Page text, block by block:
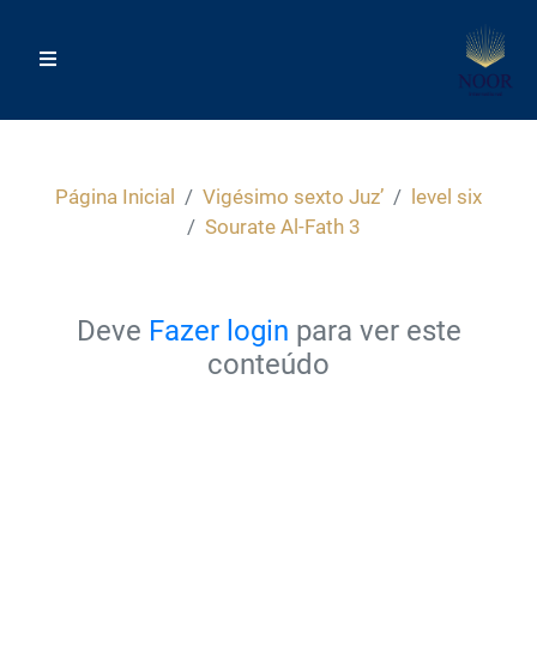
Página Inicial Vigésimo sexto Juz’
level six
Sourate Al-Fath 3
Deve Fazer login para ver este
conteúdo